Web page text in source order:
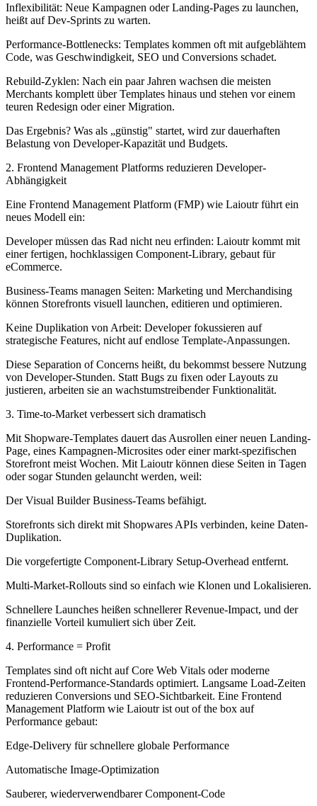
Inflexibilität: Neue Kampagnen oder Landing-Pages zu launchen,
heißt auf Dev-Sprints zu warten.
Performance-Bottlenecks: Templates kommen oft mit aufgeblähtem
Code, was Geschwindigkeit, SEO und Conversions schadet.
Rebuild-Zyklen: Nach ein paar Jahren wachsen die meisten
Merchants komplett über Templates hinaus und stehen vor einem
teuren Redesign oder einer Migration.
Das Ergebnis? Was als „günstig" startet, wird zur dauerhaften
Belastung von Developer-Kapazität und Budgets.
2. Frontend Management Platforms reduzieren Developer-
Abhängigkeit
Eine Frontend Management Platform (FMP) wie Laioutr führt ein
neues Modell ein:
Developer müssen das Rad nicht neu erfinden: Laioutr kommt mit
einer fertigen, hochklassigen Component-Library, gebaut für
eCommerce.
Business-Teams managen Seiten: Marketing und Merchandising
können Storefronts visuell launchen, editieren und optimieren.
Keine Duplikation von Arbeit: Developer fokussieren auf
strategische Features, nicht auf endlose Template-Anpassungen.
Diese Separation of Concerns heißt, du bekommst bessere Nutzung
von Developer-Stunden. Statt Bugs zu fixen oder Layouts zu
justieren, arbeiten sie an wachstumstreibender Funktionalität.
3. Time-to-Market verbessert sich dramatisch
Mit Shopware-Templates dauert das Ausrollen einer neuen Landing-
Page, eines Kampagnen-Microsites oder einer markt-spezifischen
Storefront meist Wochen. Mit Laioutr können diese Seiten in Tagen
oder sogar Stunden gelauncht werden, weil:
Der Visual Builder Business-Teams befähigt.
Storefronts sich direkt mit Shopwares APIs verbinden, keine Daten-
Duplikation.
Die vorgefertigte Component-Library Setup-Overhead entfernt.
Multi-Market-Rollouts sind so einfach wie Klonen und Lokalisieren.
Schnellere Launches heißen schnellerer Revenue-Impact, und der
finanzielle Vorteil kumuliert sich über Zeit.
4. Performance = Profit
Templates sind oft nicht auf Core Web Vitals oder moderne
Frontend-Performance-Standards optimiert. Langsame Load-Zeiten
reduzieren Conversions und SEO-Sichtbarkeit. Eine Frontend
Management Platform wie Laioutr ist out of the box auf
Performance gebaut:
Edge-Delivery für schnellere globale Performance
Automatische Image-Optimization
Sauberer, wiederverwendbarer Component-Code